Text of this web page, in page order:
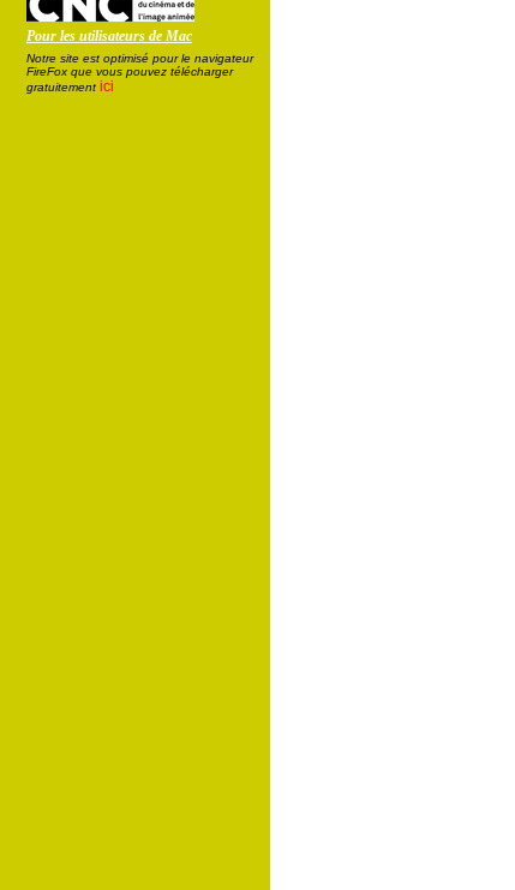
Pour les utilisateurs de Mac
Notre site est optimisé pour le navigateur
FireFox que vous pouvez télécharger
gratuitement ici